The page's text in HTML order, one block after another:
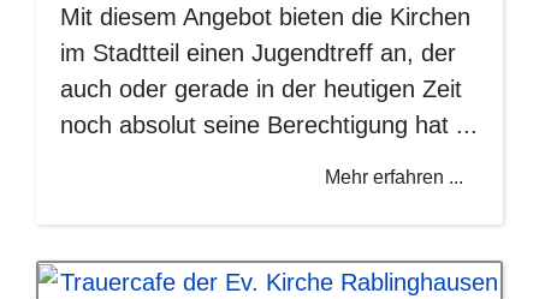
Mit diesem Angebot bieten die Kirchen
im Stadtteil einen Jugendtreff an, der
auch oder gerade in der heutigen Zeit
noch absolut seine Berechtigung hat ...
Mehr erfahren ...